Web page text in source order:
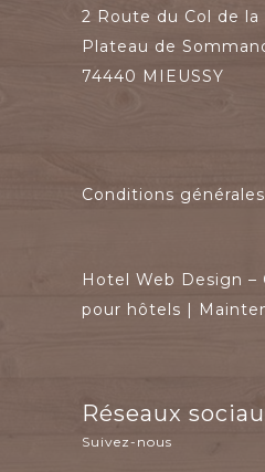
2 Route du Col de la
Plateau de
74440 MIEUSSY
Conditions
Hotel Web Design –
pour hôtels |
Réseaux
Suivez-nous